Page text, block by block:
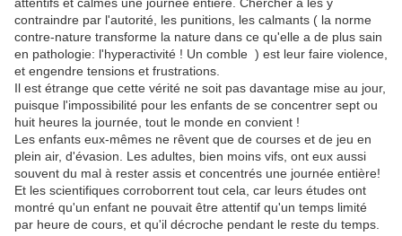
contraindre par l'autorité, les punitions, les calmants ( la norme
contre-nature transforme la nature dans ce qu'elle a de plus sain
en pathologie: l'hyperactivité ! Un comble ) est leur faire violence,
et engendre tensions et frustrations.
Il est étrange que cette vérité ne soit pas davantage mise au jour,
puisque l'impossibilité pour les enfants de se concentrer sept ou
huit heures la journée, tout le monde en convient !
Les enfants eux-mêmes ne rêvent que de courses et de jeu en
plein air, d'évasion. Les adultes, bien moins vifs, ont eux aussi
souvent du mal à rester assis et concentrés une journée entière!
Et les scientifiques corroborrent tout cela, car leurs études ont
montré qu'un enfant ne pouvait être attentif qu'un temps limité
par heure de cours, et qu'il décroche pendant le reste du temps.